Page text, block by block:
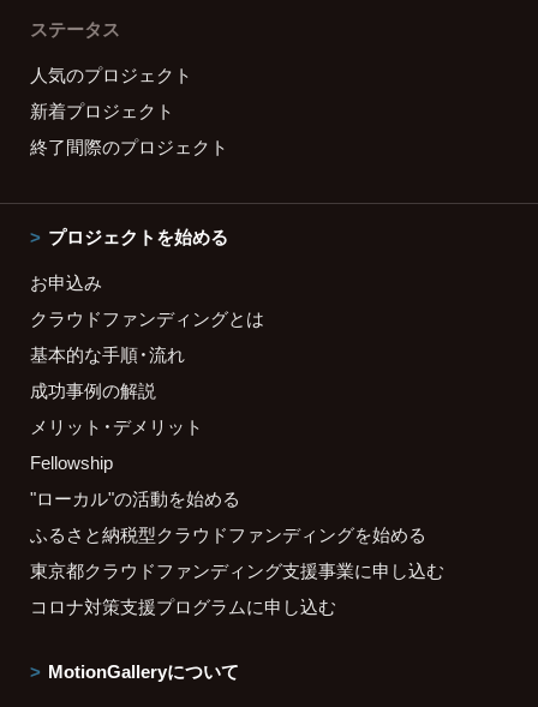
ステータス
人気のプロジェクト
新着プロジェクト
終了間際のプロジェクト
プロジェクトを始める
お申込み
クラウドファンディングとは
基本的な手順・流れ
成功事例の解説
メリット・デメリット
Fellowship
"ローカル"の活動を始める
ふるさと納税型クラウドファンディングを始める
東京都クラウドファンディング支援事業に申し込む
コロナ対策支援プログラムに申し込む
MotionGalleryについて